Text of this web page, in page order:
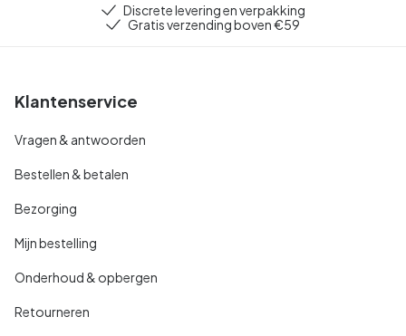
Discrete levering en verpakking
Gratis verzending boven €59
Klantenservice
Vragen & antwoorden
Bestellen & betalen
Bezorging
Mijn bestelling
Onderhoud & opbergen
Retourneren